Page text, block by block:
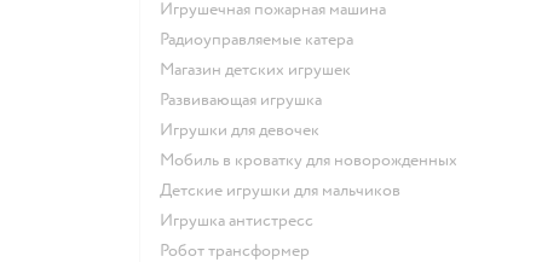
Игрушечная пожарная машина
Радиоуправляемые катера
Магазин детских игрушек
Развивающая игрушка
Игрушки для девочек
Мобиль в кроватку для новорожденных
Детские игрушки для мальчиков
Игрушка антистресс
Робот трансформер